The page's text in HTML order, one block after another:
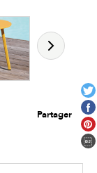
Partager